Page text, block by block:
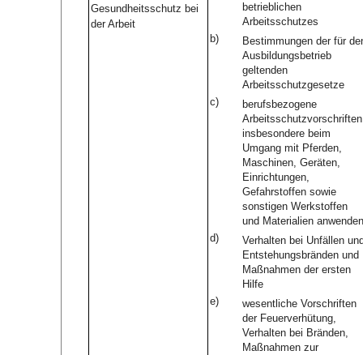
Gesundheitsschutz bei
der Arbeit
betrieblichen
Arbeitsschutzes
b)
Bestimmungen der für
Ausbildungsbetrieb
geltenden
Arbeitsschutzgesetze
c)
berufsbezogene
insbesondere beim
Umgang mit Pferden,
Maschinen, Geräten,
Einrichtungen,
Gefahrstoffen sowie
sonstigen Werkstoffen
und Materialien anwenden
d)
Verhalten bei Unfällen
Entstehungsbränden und
Maßnahmen der ersten
Hilfe
e)
wesentliche Vorschriften
der Feuerverhütung,
Verhalten bei Bränden,
Maßnahmen zur